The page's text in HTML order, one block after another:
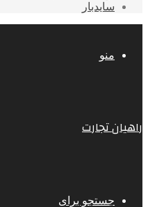
سایدبار
منو
راهیان تجارت
جستجو برای